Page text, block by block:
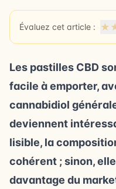
Évaluez cet article : ★
Les pastilles CBD
facile à emporter,
cannabidiol
deviennent
lisible, la
cohérent ; sinon,
davantage du